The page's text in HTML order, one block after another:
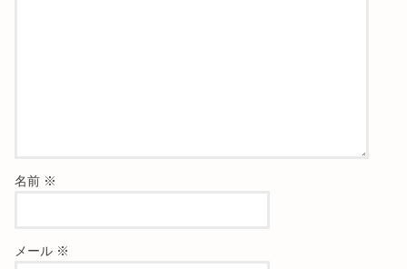
名前 ※
メール ※